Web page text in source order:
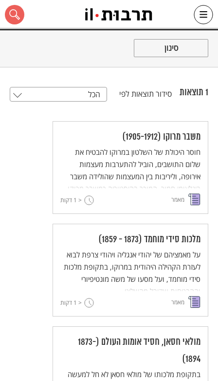
Skip
כל האתר
סינון
1 תוצאות סידור תוצאות לפי הכל
משבר מרוקו (1905-1912)
חוסר היכולת של השלטון במרוקו להבטיח את
שלום התושבים, הוביל להתערבות מעצמות
אירופה, וליריבות בין המעצמות שהולידה משבר
בינלאומי חמור, המוכר בהיסטוריה כמשבר מרוקו.
על תקופה קשה זו בתולדות מרוקו והשלכותיה על
הקהילה היהודית.
מאמר < 1 דקות
מלכות סידי מוחמד (1873 - 1859)
על מאמציהם של יהודי אנגליה ויהודי צרפת לבוא
לעזרת הקהילה היהודית במרוקו, בתקופת מלכות
סידי מוחמד, ועל מסעו של משה מונטיפיורי
וההבטחות שקיבל מהשליט.
מאמר < 1 דקות
מולאי חסאן, חסיד אומות העולם (1873-
1894)
בתקופת מלכותו של מולאי חסאן לא חל למעשה